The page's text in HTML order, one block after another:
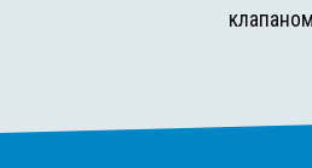
клапаном